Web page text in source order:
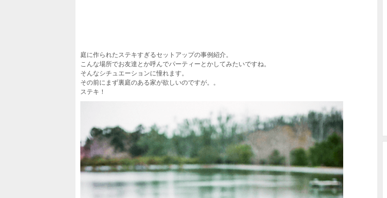
庭に作られたステキすぎるセットアップの事例紹介。
こんな場所でお友達とか呼んでパーティーとかしてみたいですね。
そんなシチュエーションに憧れます。
その前にまず裏庭のある家が欲しいのですが。。
ステキ！